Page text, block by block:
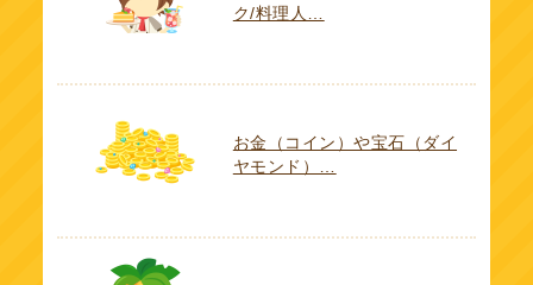
ク/料理人…
お金（コイン）や宝石（ダイ
ヤモンド）…